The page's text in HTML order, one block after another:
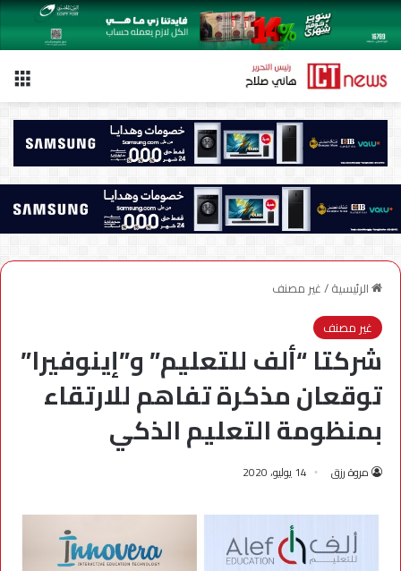
الرئيسية/غير مصنف
غير مصنف
شركتا “ألف للتعليم” و”إينوفيرا”
توقعان مذكرة تفاهم للارتقاء
بمنظومة التعليم الذكي
مروة رزق 14 يوليو، 2020